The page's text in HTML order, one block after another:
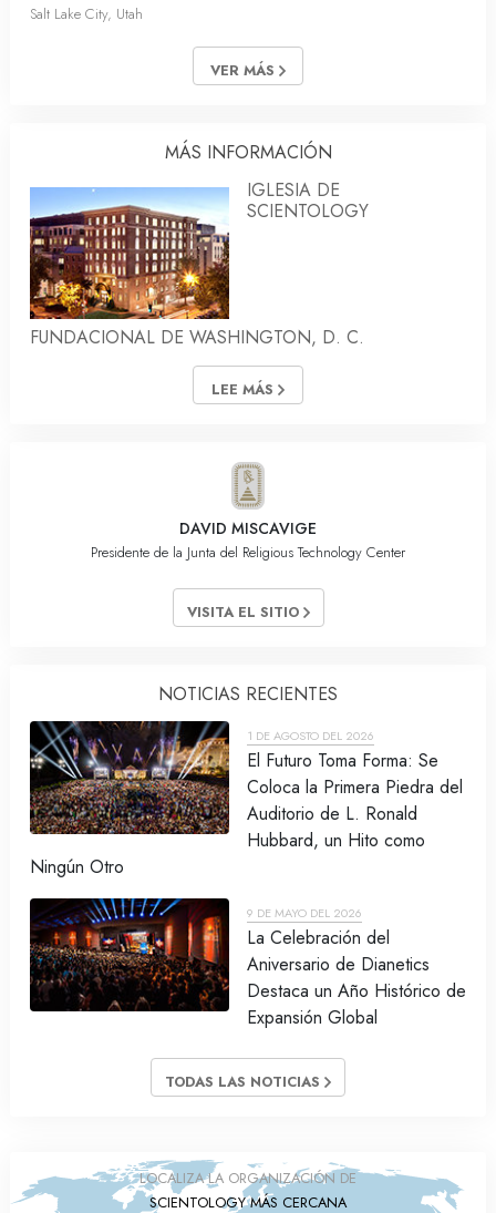
Salt Lake City, Utah
VER MÁS
MÁS INFORMACIÓN
IGLESIA DE
SCIENTOLOGY
FUNDACIONAL DE WASHINGTON, D. C.
LEE MÁS
DAVID MISCAVIGE
Presidente de la Junta del Religious Technology Center
VISITA EL SITIO
NOTICIAS RECIENTES
1 DE AGOSTO DEL 2026
El Futuro Toma Forma: Se
Coloca la Primera Piedra del
Auditorio de L. Ronald
Hubbard, un Hito como
Ningún Otro
9 DE MAYO DEL 2026
La Celebración del
Aniversario de Dianetics
Destaca un Año Histórico de
Expansión Global
TODAS LAS NOTICIAS
LOCALIZA LA ORGANIZACIÓN DE
SCIENTOLOGY MÁS CERCANA